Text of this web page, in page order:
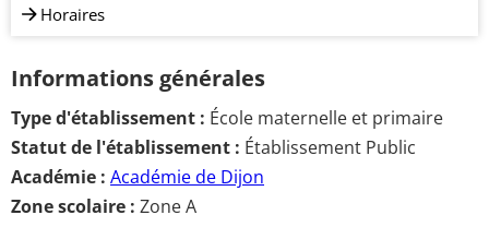
Horaires
Informations générales
Type d'établissement : École maternelle et primaire
Statut de l'établissement : Établissement Public
Académie : Académie de Dijon
Zone scolaire : Zone A